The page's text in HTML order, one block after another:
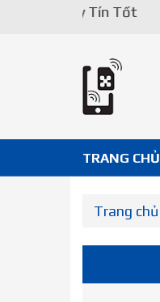
Uy Tín Tốt
TRANG CHỦ
Trang chủ